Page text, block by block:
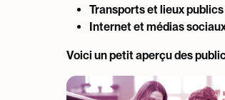
Transports et lieux publics
Internet et médias
Voici un petit aperçu des
Image